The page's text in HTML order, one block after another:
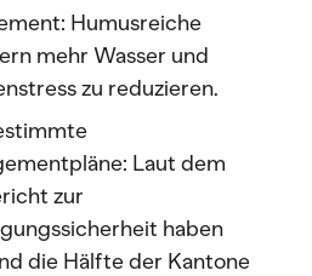
Humusreiche
mehr Wasser und
zu reduzieren.
Laut dem
zur
haben
die Hälfte der Kantone